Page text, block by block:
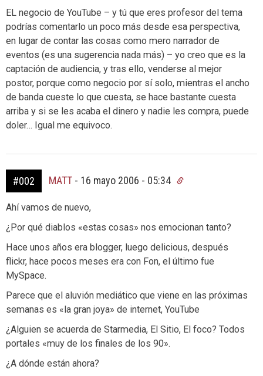
EL negocio de YouTube – y tú que eres profesor del tema
podrías comentarlo un poco más desde esa perspectiva,
en lugar de contar las cosas como mero narrador de
eventos (es una sugerencia nada más) – yo creo que es la
captación de audiencia, y tras ello, venderse al mejor
postor, porque como negocio por sí solo, mientras el ancho
de banda cueste lo que cuesta, se hace bastante cuesta
arriba y si se les acaba el dinero y nadie les compra, puede
doler… Igual me equivoco.
#002 MATT - 16 mayo 2006 - 05:34
Ahí vamos de nuevo,
¿Por qué diablos «estas cosas» nos emocionan tanto?
Hace unos años era blogger, luego delicious, después
flickr, hace pocos meses era con Fon, el último fue
MySpace.
Parece que el aluvión mediático que viene en las próximas
semanas es «la gran joya» de internet, YouTube
¿Alguien se acuerda de Starmedia, El Sitio, El foco? Todos
portales «muy de los finales de los 90».
¿A dónde están ahora?